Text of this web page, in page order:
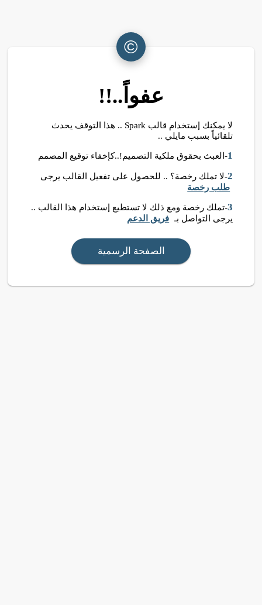
©
عفواً..!!
لا يمكنك إستخدام قالب Spark .. هذا التوقف يحدث
تلقائياً بسبب مايلي ..
1-العبث بحقوق ملكية التصميم!..كإخفاء توقيع المصمم
2-لا تملك رخصة؟ .. للحصول على تفعيل القالب يرجى
طلب رخصة
3-تملك رخصة ومع ذلك لا تستطيع إستخدام هذا القالب ..
يرجى التواصل بـ فريق الدعم
الصفحة الرسمية